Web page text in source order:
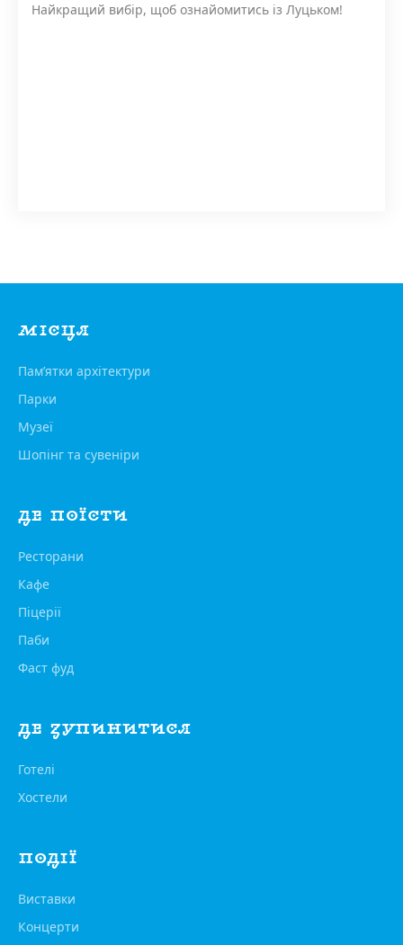
Найкращий вибір, щоб ознайомитись із Луцьком!
МІСЦЯ
Пам’ятки архітектури
Парки
Музеї
Шопінг та сувеніри
ДЕ ПОЇСТИ
Ресторани
Кафе
Піцерії
Паби
Фаст фуд
ДЕ ЗУПИНИТИСЯ
Готелі
Хостели
ПОДІЇ
Виставки
Концерти